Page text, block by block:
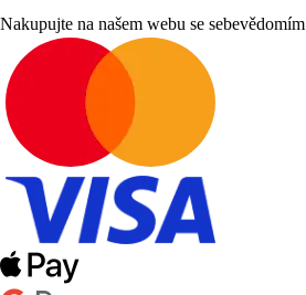
Nakupujte na našem webu se sebevědomím